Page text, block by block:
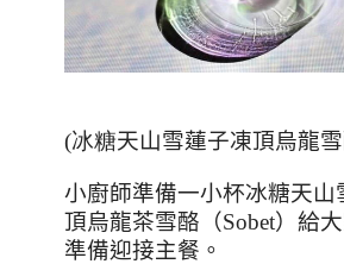
(冰糖天山雪蓮子凍頂烏龍
小廚師準備一小杯冰糖天山
頂烏龍茶雪酪（Sobet）給
準備迎接主餐。